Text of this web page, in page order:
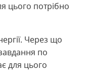
цього потрібно
Через що
по
для цього